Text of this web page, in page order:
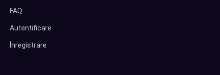
FAQ
Autentificare
Înregistrare